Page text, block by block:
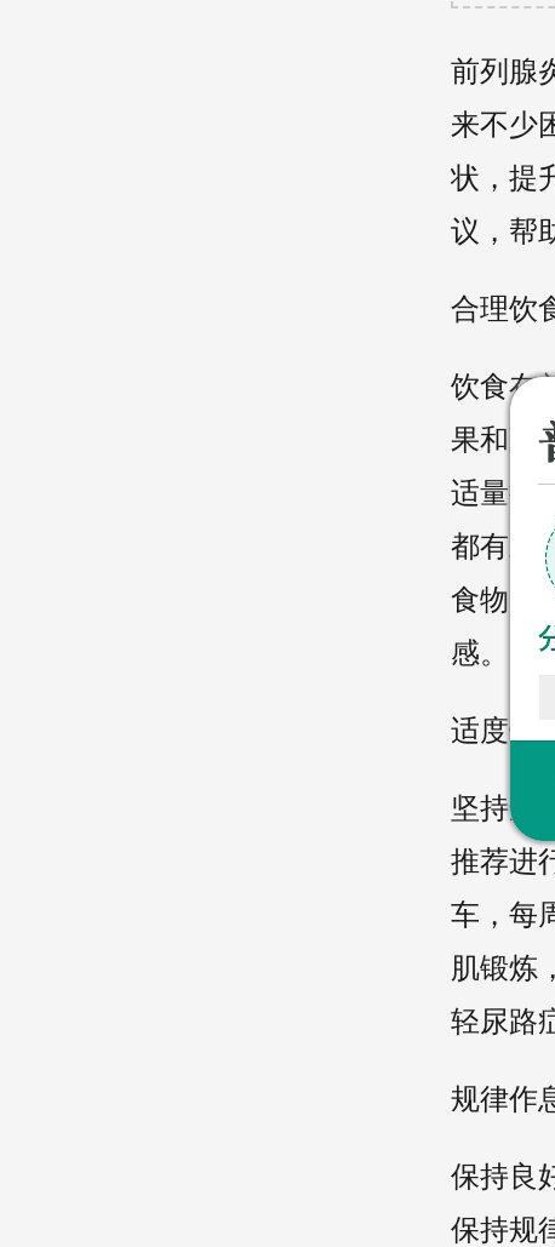
前列腺
来不少
状，提
议，帮
合理饮
饮食在
果和蔬
适量摄
都有助
食物，
感。
适度锻炼
坚持适
推荐进
车，每
肌锻炼
轻尿路
规律作
保持良
保持规